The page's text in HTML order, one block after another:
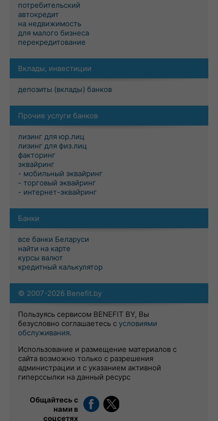
потребительский
автокредит
на недвижимость
для малого бизнеса
перекредитование
Вклады, инвестиции
депозиты (вклады) банков
Прочие услуги банков
лизинг для юр.лиц
лизинг для физ.лиц
факторинг
эквайринг
- мобильный эквайринг
- торговый эквайринг
- интернет-эквайринг
Банки
все банки Беларуси
найти на карте
курсы валют
кредитный калькулятор
© 2007-2026 Benefit.by
Пользуясь сервисом BENEFIT BY, Вы
безусловно соглашаетесь с условиями
обслуживания.
Использование и размещение материалов с
сайта возможно только с разрешения
администрации и с указанием активной
гиперссылки на данный ресурс
Общайтесь с
нами в
соцсетях